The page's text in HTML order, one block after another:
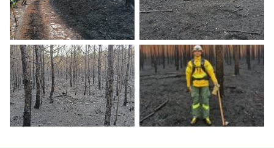
Pokaż
zdjęcie
1
z
galerii.
Pokaż
zdjęcie
2
z
galerii.